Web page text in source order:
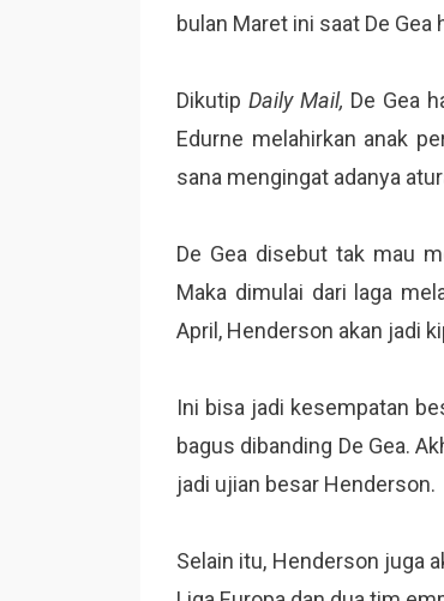
bulan Maret ini saat De
DikutipDaily Mail, De Gea
Edurne melahirkan anak
sana mengingat adanya
De Gea disebut tak mau
Maka dimulai dari laga
April, Henderson akan jadi
Ini bisa jadi kesempatan
bagus dibanding De Gea.
jadi ujian besar Henderson.
Selain itu, Henderson juga